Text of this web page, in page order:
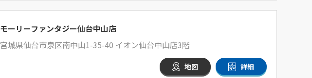
モーリーファンタジー仙台中山店
宮城県仙台市泉区南中山1-35-40 イオン仙台中山店3階
地図 詳細